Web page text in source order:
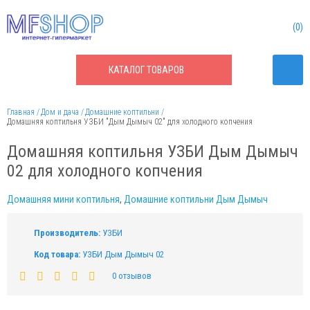
КАТАЛОГТОВАРОВ
0
Главная Дом и дача
Домашние коптильни
Домашняя коптильня УЗБИ "Дым Дымыч 02" для холодного копчения
Домашняя коптильня УЗБИ Дым Дымыч
02 для холодного копчения
Домашняя мини коптильня, Домашние коптильни Дым Дымыч
Производитель: УЗБИ
Код товара: УЗБИ Дым Дымыч 02
0 отзывов